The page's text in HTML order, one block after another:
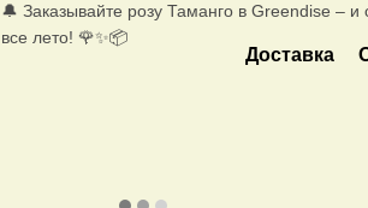
🔔 Заказывайте розу Таманго в Greendise –
все лето! 🌹✨📦
Доставка